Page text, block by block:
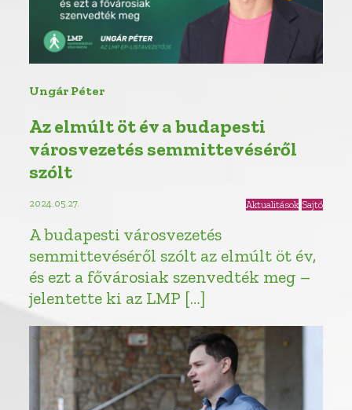
Ungár Péter
Az elmúlt öt év a budapesti
városvezetés semmittevéséről
szólt
2024.05.27. Aktualitások Sajtó
A budapesti városvezetés
semmittevéséről szólt az elmúlt öt év,
és ezt a fővárosiak szenvedték meg –
jelentette ki az LMP […]